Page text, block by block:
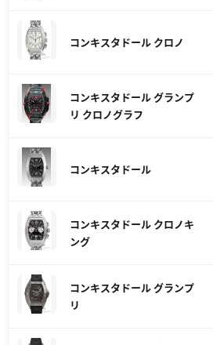
コンキスタドール クロノ
コンキスタドール グランプ
リ クロノグラフ
コンキスタドール
コンキスタドール クロノキ
ング
コンキスタドール グランプ
リ